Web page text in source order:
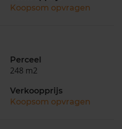
Koopsom opvragen
Perceel
248 m2
Verkoopprijs
Koopsom opvragen